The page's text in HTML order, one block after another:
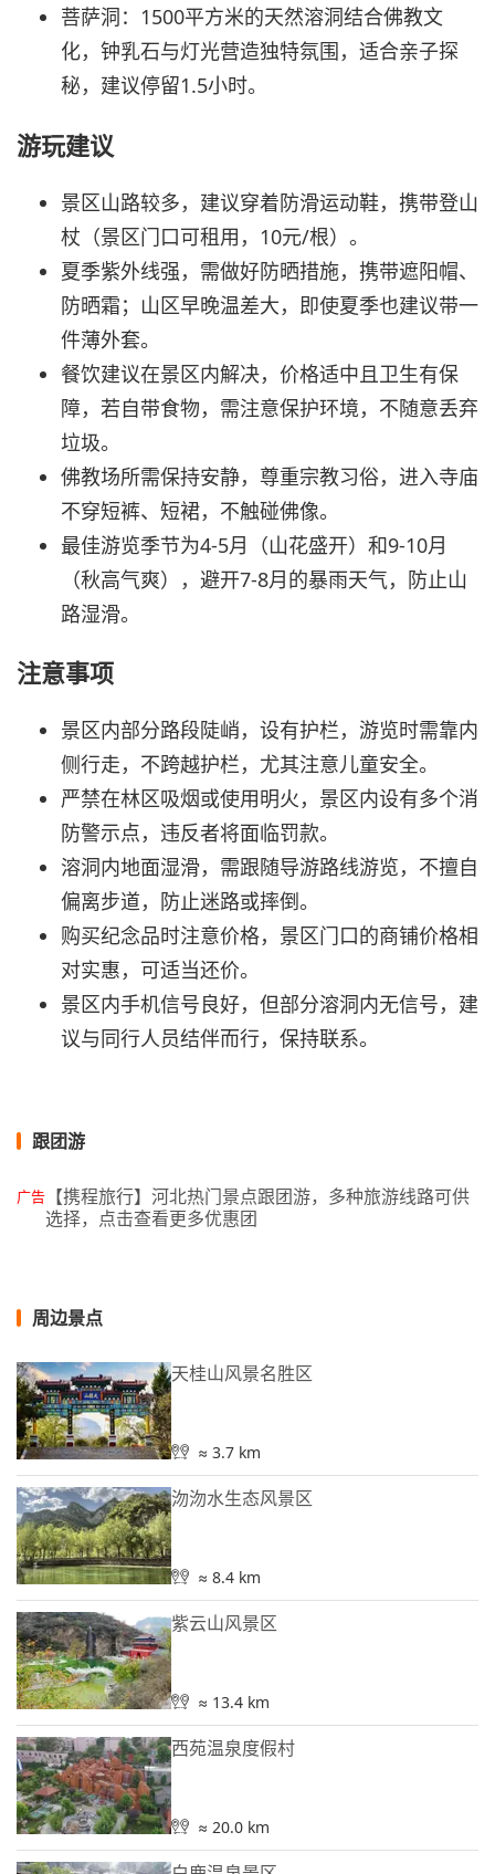
菩萨洞：1500平方米的天然溶洞结合佛教文
化，钟乳石与灯光营造独特氛围，适合亲子探
秘，建议停留1.5小时。
游玩建议
景区山路较多，建议穿着防滑运动鞋，携带登山
杖（景区门口可租用，10元/根）。
夏季紫外线强，需做好防晒措施，携带遮阳帽、
防晒霜；山区早晚温差大，即使夏季也建议带一
件薄外套。
餐饮建议在景区内解决，价格适中且卫生有保
障，若自带食物，需注意保护环境，不随意丢弃
垃圾。
佛教场所需保持安静，尊重宗教习俗，进入寺庙
不穿短裤、短裙，不触碰佛像。
最佳游览季节为4-5月（山花盛开）和9-10月
（秋高气爽），避开7-8月的暴雨天气，防止山
路湿滑。
注意事项
景区内部分路段陡峭，设有护栏，游览时需靠内
侧行走，不跨越护栏，尤其注意儿童安全。
严禁在林区吸烟或使用明火，景区内设有多个消
防警示点，违反者将面临罚款。
溶洞内地面湿滑，需跟随导游路线游览，不擅自
偏离步道，防止迷路或摔倒。
购买纪念品时注意价格，景区门口的商铺价格相
对实惠，可适当还价。
景区内手机信号良好，但部分溶洞内无信号，建
议与同行人员结伴而行，保持联系。
跟团游
广告 【携程旅行】河北热门景点跟团游，多种旅游线路可供
选择，点击查看更多优惠团
周边景点
天桂山风景名胜区
≈ 3.7 km
沕沕水生态风景区
≈ 8.4 km
紫云山风景区
≈ 13.4 km
西苑温泉度假村
≈ 20.0 km